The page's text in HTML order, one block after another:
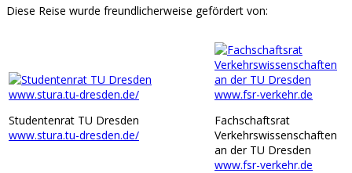
Diese Reise wurde freundlicherweise gefördert von:
Studentenrat TU Dresden
www.stura.tu-dresden.de/
Fachschaftsrat
Verkehrswissenschaften
an der TU Dresden
www.fsr-verkehr.de